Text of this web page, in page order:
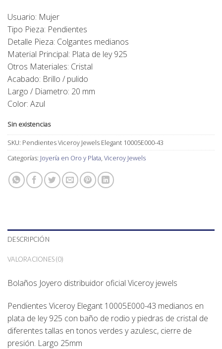
Usuario: Mujer
Tipo Pieza: Pendientes
Detalle Pieza: Colgantes medianos
Material Principal: Plata de ley 925
Otros Materiales: Cristal
Acabado: Brillo / pulido
Largo / Diametro: 20 mm
Color: Azul
Sin existencias
SKU: Pendientes Viceroy Jewels Elegant 10005E000-43
Categorías: Joyería en Oro y Plata, Viceroy Jewels
DESCRIPCIÓN
VALORACIONES (0)
Bolaños Joyero distribuidor oficial Viceroy jewels
Pendientes Viceroy Elegant 10005E000-43 medianos en
plata de ley 925 con baño de rodio y piedras de cristal de
diferentes tallas en tonos verdes y azulesc, cierre de
presión. Largo 25mm